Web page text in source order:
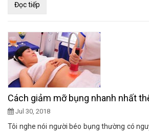
Đọc tiếp
Cách giảm mỡ bụng nhanh nhất
Jul 30, 2018
Tôi nghe nói người béo bụng thường có